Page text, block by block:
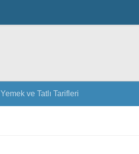
Yemek ve Tatlı Tarifleri